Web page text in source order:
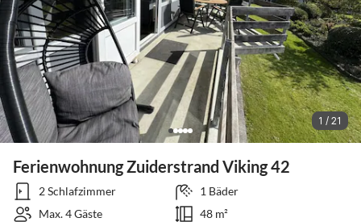
1 / 21
Ferienwohnung Zuiderstrand Viking 42
2 Schlafzimmer
1 Bäder
Max. 4 Gäste
48 m²